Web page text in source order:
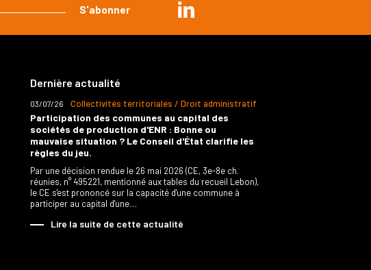
Dernière actualité
03/07/26 Collectivités territoriales / Droit administratif
Participation des communes au capital des
sociétés de production d'ENR : Bonne ou
mauvaise situation ? Le Conseil d'État clarifie les
règles du jeu.
Par une décision rendue le 26 mai 2026 (CE, 3e-8e ch.
réunies, n° 495221, mentionné aux tables du recueil Lebon),
le CE s'est prononcé sur la capacité d'une commune à
participer au capital d'une…
Lire la suite de cette actualité